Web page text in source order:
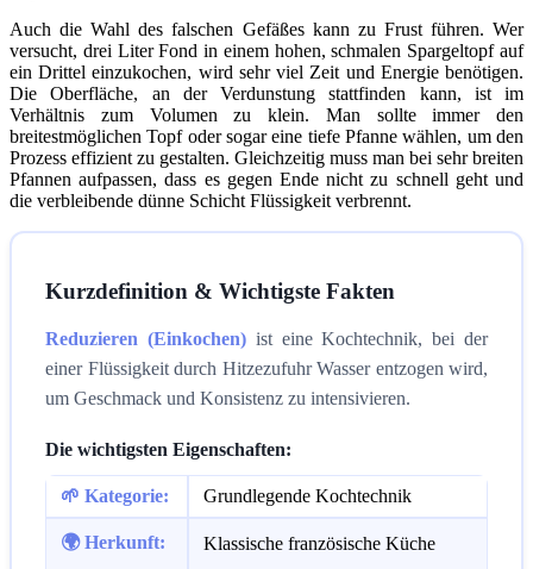
Auch die Wahl des falschen Gefäßes kann zu Frust führen. Wer
versucht, drei Liter Fond in einem hohen, schmalen Spargeltopf auf
ein Drittel einzukochen, wird sehr viel Zeit und Energie benötigen.
Die Oberfläche, an der Verdunstung stattfinden kann, ist im
Verhältnis zum Volumen zu klein. Man sollte immer den
breitestmöglichen Topf oder sogar eine tiefe Pfanne wählen, um den
Prozess effizient zu gestalten. Gleichzeitig muss man bei sehr breiten
Pfannen aufpassen, dass es gegen Ende nicht zu schnell geht und
die verbleibende dünne Schicht Flüssigkeit verbrennt.
Kurzdefinition & Wichtigste Fakten
Reduzieren (Einkochen)ist eine Kochtechnik, bei der
einer Flüssigkeit durch Hitzezufuhr Wasser entzogen wird,
um Geschmack und Konsistenz zu intensivieren.
Die wichtigsten Eigenschaften:
🌱 Kategorie: Grundlegende Kochtechnik
🌍 Herkunft: Klassische französische Küche